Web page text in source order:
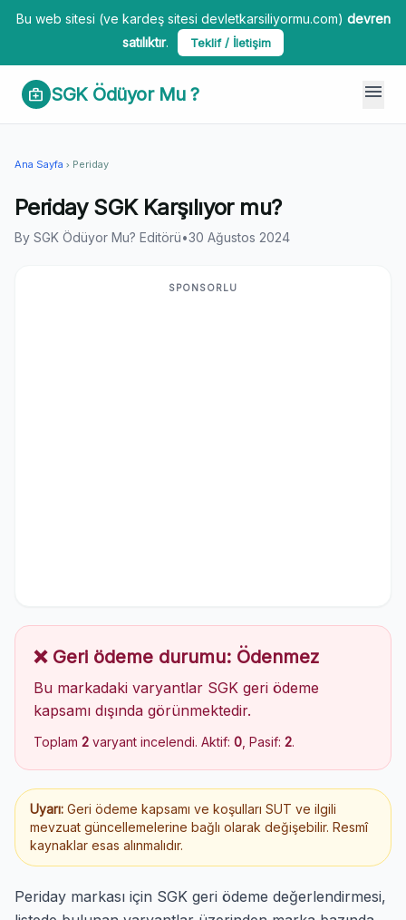
Bu web sitesi (ve kardeş sitesi devletkarsiliyormu.com) devren
satılıktır. Teklif / İletişim
medical_services SGK Ödüyor Mu ? menu
Ana Sayfa chevron_right Periday
Periday SGK Karşılıyor mu?
By SGK Ödüyor Mu? Editörü•30 Ağustos 2024
SPONSORLU
❌ Geri ödeme durumu: Ödenmez
Bu markadaki varyantlar SGK geri ödeme
kapsamı dışında görünmektedir.
Toplam 2 varyant incelendi. Aktif: 0 , Pasif: 2.
Uyarı: Geri ödeme kapsamı ve koşulları SUT ve ilgili
mevzuat güncellemelerine bağlı olarak değişebilir. Resmî
kaynaklar esas alınmalıdır.
Periday markası için SGK geri ödeme değerlendirmesi,